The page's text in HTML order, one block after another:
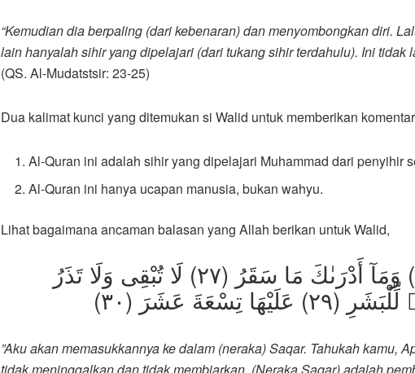
“Kemudian dia berpaling (dari kebenaran) dan menyombongkan diri.
lain hanyalah sihir yang dipelajari (dari tukang sihir terdahulu). Ini tidak
(QS. Al-Mudatstsir: 23-25)
Dua kalimat kunci yang ditemukan si Walid untuk memberikan
Al-Quran ini adalah sihir yang dipelajari Muhammad dari penyihir
Al-Quran ini hanya ucapan manusia, bukan wahyu.
Lihat bagaimana ancaman balasan yang Allah berikan untuk Walid,
سَأُصْلِيهِ سَقَرَ (٢٦) وَمَآ أَدْرَىٰكَ مَا سَقَرُ (٢٧) لَا تُبْقِى وَلَا تَذَرُ
”Aku akan memasukkannya ke dalam (neraka) Saqar. Tahukah kamu,